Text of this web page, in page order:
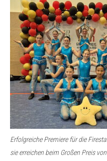
Erfolgreiche Premiere für die
sie erreichen beim Großen Preis